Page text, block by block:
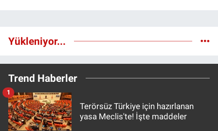
Yükleniyor...
Trend Haberler
Terörsüz Türkiye için hazırlanan
yasa Meclis'te! İşte maddeler
1